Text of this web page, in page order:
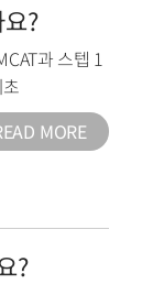
?
과 스텝 1
MORE
?